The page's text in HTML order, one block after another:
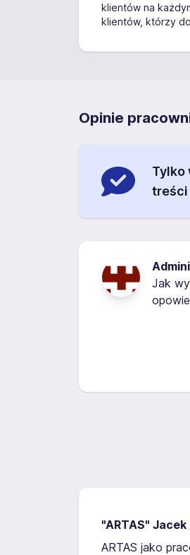
klientów na
klientów, którzy
Opinie
Tylko
treści
Jak
"ARTAS"
ARTAS jako